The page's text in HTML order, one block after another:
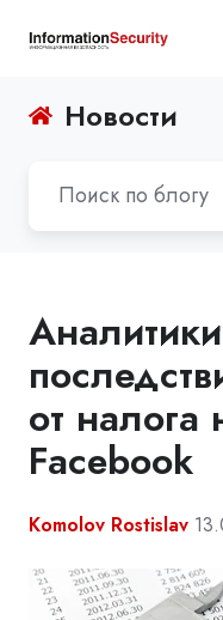
Новости
от налога
Facebook
Komolov Rostislav